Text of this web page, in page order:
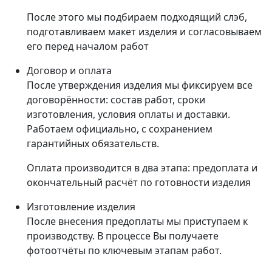
После этого мы подбираем подходящий слэб,
подготавливаем макет изделия и согласовываем
его перед началом работ
Договор и оплата
После утверждения изделия мы фиксируем все
договорённости: состав работ, сроки
изготовления, условия оплаты и доставки.
Работаем официально, с сохранением
гарантийных обязательств.
Оплата производится в два этапа: предоплата и
окончательный расчёт по готовности изделия
Изготовление изделия
После внесения предоплаты мы приступаем к
производству. В процессе Вы получаете
фотоотчёты по ключевым этапам работ.